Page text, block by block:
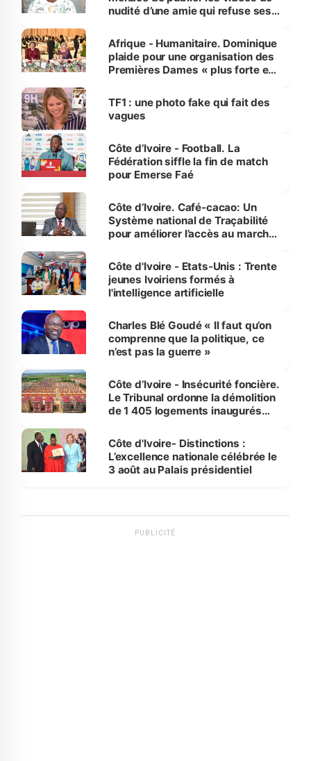
nudité d’une amie qui refuse ses
Afrique - Humanitaire. Dominique
plaide pour une organisation des
Premières Dames « plus forte et
sur la scène internationale »
TF1 : une photo fake qui fait des
vagues
Côte d’Ivoire - Football. La
Fédération siffle la fin de match
pour Emerse Faé
Côte d’Ivoire. Café-cacao: Un
Système national de Traçabilité
pour améliorer l’accès au marché
Côte d'Ivoire - Etats-Unis : Trente
jeunes Ivoiriens formés à
l'intelligence artificielle
Charles Blé Goudé « Il faut qu’on
comprenne que la politique, ce
n’est pas la guerre »
Côte d’Ivoire - Insécurité foncière.
Le Tribunal ordonne la démolition
de 1 405 logements inaugurés
Bassam
Côte d'Ivoire- Distinctions :
L’excellence nationale célébrée le
3 août au Palais présidentiel
PUBLICITÉ